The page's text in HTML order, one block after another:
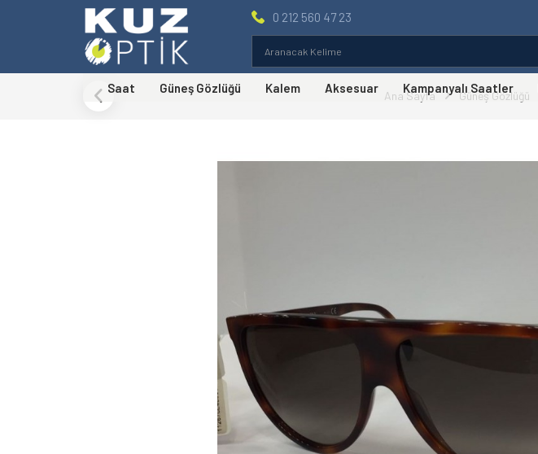
0 212 560 47 23
Saat Güneş Gözlüğü Kalem Aksesuar Kampanyalı Saatler
Ana Sayfa Güneş Gözlüğü